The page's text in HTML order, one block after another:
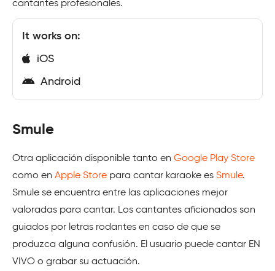
cantantes profesionales.
It works on:
iOS
Android
Smule
Otra aplicación disponible tanto en Google Play Store
como en Apple Store para cantar karaoke es Smule.
Smule se encuentra entre las aplicaciones mejor
valoradas para cantar. Los cantantes aficionados son
guiados por letras rodantes en caso de que se
produzca alguna confusión. El usuario puede cantar EN
VIVO o grabar su actuación.